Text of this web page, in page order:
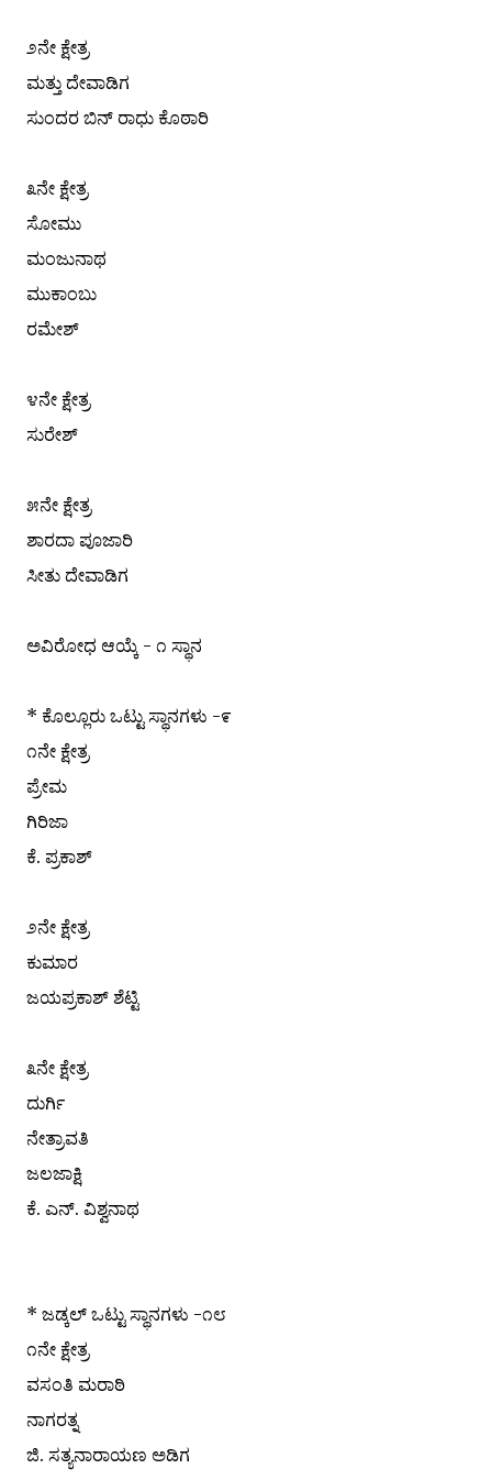
೨ನೇ ಕ್ಷೇತ್ರ
ಮತ್ತು ದೇವಾಡಿಗ
ಸುಂದರ ಬಿನ್ ರಾಧು ಕೊಠಾರಿ
೩ನೇ ಕ್ಷೇತ್ರ
ಸೋಮು
ಮಂಜುನಾಥ
ಮುಕಾಂಬು
ರಮೇಶ್
೪ನೇ ಕ್ಷೇತ್ರ
ಸುರೇಶ್
೫ನೇ ಕ್ಷೇತ್ರ
ಶಾರದಾ ಪೂಜಾರಿ
ಸೀತು ದೇವಾಡಿಗ
ಅವಿರೋಧ ಆಯ್ಕೆ - ೧ ಸ್ಥಾನ
* ಕೊಲ್ಲೂರು ಒಟ್ಟು ಸ್ಥಾನಗಳು -೯
೧ನೇ ಕ್ಷೇತ್ರ
ಪ್ರೇಮ
ಗಿರಿಜಾ
ಕೆ. ಪ್ರಕಾಶ್
೨ನೇ ಕ್ಷೇತ್ರ
ಕುಮಾರ
ಜಯಪ್ರಕಾಶ್ ಶೆಟ್ಟಿ
೩ನೇ ಕ್ಷೇತ್ರ
ದುರ್ಗಿ
ನೇತ್ರಾವತಿ
ಜಲಜಾಕ್ಷಿ
ಕೆ. ಎನ್. ವಿಶ್ವನಾಥ
* ಜಡ್ಕಲ್ ಒಟ್ಟು ಸ್ಥಾನಗಳು -೧೮
೧ನೇ ಕ್ಷೇತ್ರ
ವಸಂತಿ ಮರಾಠಿ
ನಾಗರತ್ನ
ಜಿ. ಸತ್ಯನಾರಾಯಣ ಅಡಿಗ